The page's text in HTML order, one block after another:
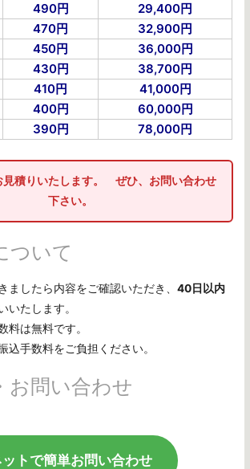
490円
29,400円
470円
32,900円
450円
36,000円
430円
38,700円
410円
41,000円
400円
60,000円
390円 78,000円
積りいたします。 ぜひ、お問い合わせ
下さい。
ついて
ましたら内容をご確認いただき、40日以内
いたします。
料は無料です。
込手数料をご負担ください。
お問い合わせ
ットで簡単お問い合わせ